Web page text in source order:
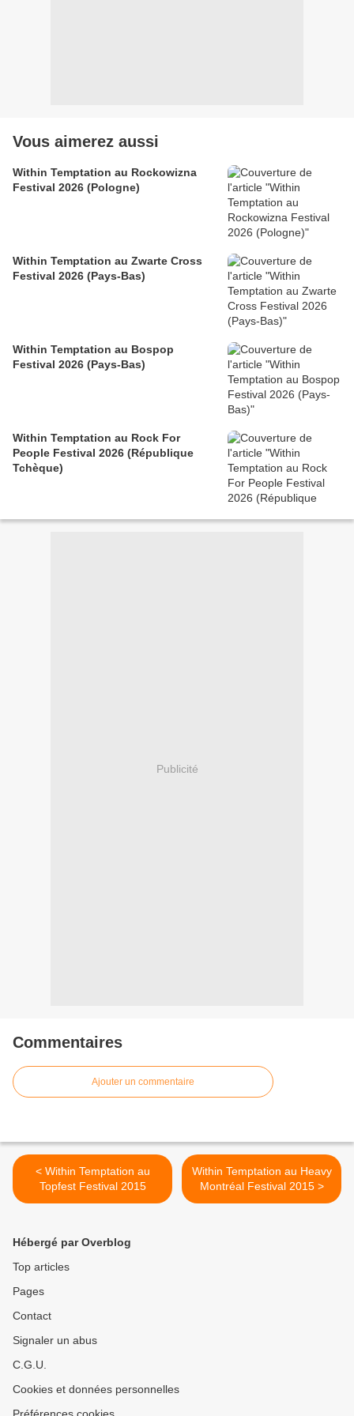
Vous aimerez aussi
Within Temptation au Rockowizna
Festival 2026 (Pologne)
Within Temptation au Zwarte Cross
Festival 2026 (Pays-Bas)
Within Temptation au Bospop
Festival 2026 (Pays-Bas)
Within Temptation au Rock For
People Festival 2026 (République
Tchèque)
Publicité
Commentaires
Ajouter un commentaire
< Within Temptation au
Topfest Festival 2015
Within Temptation au Heavy
Montréal Festival 2015 >
Hébergé par Overblog
Top articles
Pages
Contact
Signaler un abus
C.G.U.
Cookies et données personnelles